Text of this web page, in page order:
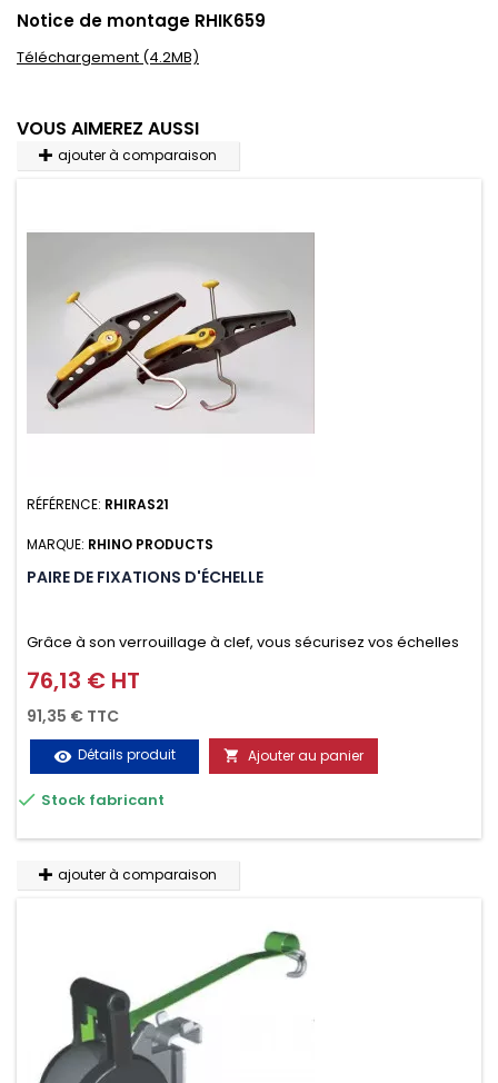
Notice de montage RHIK659
Téléchargement (4.2MB)
VOUS AIMEREZ AUSSI
ajouter à comparaison
RÉFÉRENCE: RHIRAS21
MARQUE: RHINO PRODUCTS
PAIRE DE FIXATIONS D'ÉCHELLE
Grâce à son verrouillage à clef, vous sécurisez vos échelles
d'un seul geste aussi bien contre le vol que pendant le
transport. Référence vendue par paire.
Prix
76,13 € HT
91,35 € TTC
visibility Détails produit  Ajouter au panier
 Stock fabricant
ajouter à comparaison